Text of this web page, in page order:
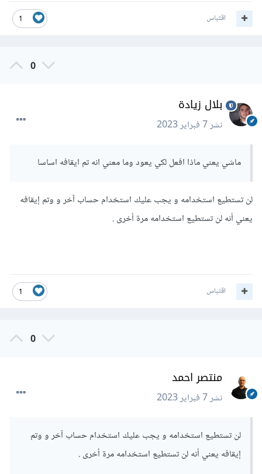
1 اقتباس
0
بلال زيادة
نشر7 فبراير 2023
ماشي يعني ماذا افعل لكي يعود وما معني انه تم ايقافه اساسا
لن تستطيع استخدامه و يجب عليك استخدام حساب آخر و وتم إيقافه
يعني أنه لن تستطيع استخدامه مرة أخرى .
1 اقتباس
0
منتصر احمد
نشر7 فبراير 2023
لن تستطيع استخدامه و يجب عليك استخدام حساب آخر و وتم
إيقافه يعني أنه لن تستطيع استخدامه مرة أخرى .